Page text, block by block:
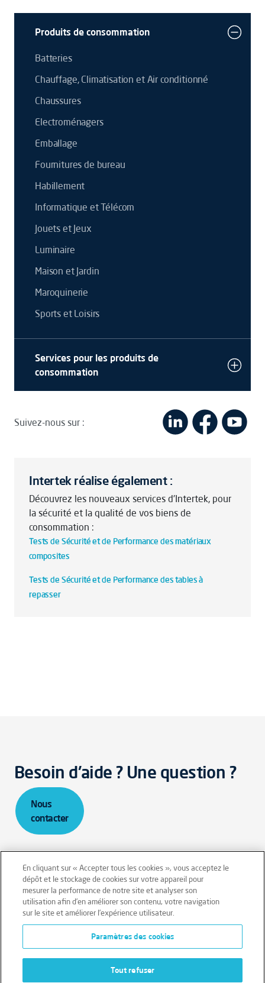
Produits de consommation
Batteries
Chauffage, Climatisation et Air conditionné
Chaussures
Electroménagers
Emballage
Fournitures de bureau
Habillement
Informatique et Télécom
Jouets et Jeux
Luminaire
Maison et Jardin
Maroquinerie
Sports et Loisirs
Services pour les produits de
consommation
Suivez-nous sur :
Intertek réalise également :
Découvrez les nouveaux services d'Intertek, pour
la sécurité et la qualité de vos biens de
consommation :
Tests de Sécurité et de Performance des matériaux
composites
Tests de Sécurité et de Performance des tables à
repasser
Besoin d'aide ? Une question ?
Nous
contacter
Mentions légales
Conditions générales
Données personnelles
Données personnelles – Volontaires
Cookies
En cliquant sur « Accepter tous les cookies », vous acceptez le
dépôt et le stockage de cookies sur votre appareil pour
mesurer la performance de notre site et analyser son
utilisation afin d’en améliorer son contenu, votre navigation
sur le site et améliorer l’expérience utilisateur.
Paramètres des cookies
Tout refuser